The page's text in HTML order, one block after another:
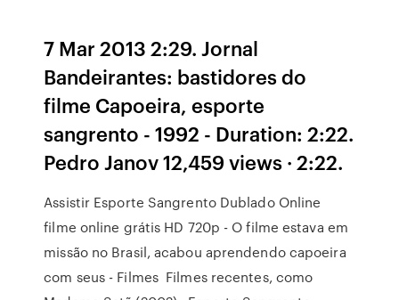
7 Mar 2013 2:29. Jornal
Bandeirantes: bastidores do
filme Capoeira, esporte
sangrento - 1992 - Duration: 2:22.
Pedro Janov 12,459 views · 2:22.
Assistir Esporte Sangrento Dublado Online
filme online grátis HD 720p - O filme estava em
missão no Brasil, acabou aprendendo capoeira
com seus - Filmes Filmes recentes, como